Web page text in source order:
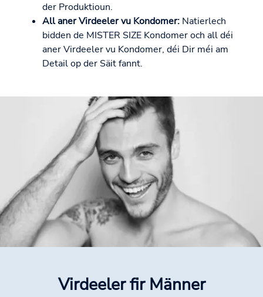
der Produktioun.
All aner Virdeeler vu Kondomer: Natierlech
bidden de MISTER SIZE Kondomer och all déi
aner Virdeeler vu Kondomer, déi Dir méi am
Detail op der Säit fannt.
Virdeeler fir Männer